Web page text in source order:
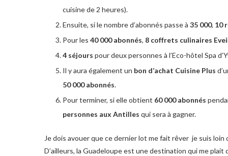
cuisine de 2 heures).
Ensuite, si le nombre d’abonnés passe à 35 000, 10
Pour les 40 000 abonnés, 8 coffrets culinaires
4 séjours pour deux personnes à l’Eco-hôtel Spa
Il y aura également un bon d’achat Cuisine Plus
50 000 abonnés.
Pour terminer, si elle obtient 60 000 abonnés
personnes aux Antilles qui sera à gagner.
Je dois avouer que ce dernier lot me fait rêver je suis
D’ailleurs, la Guadeloupe est une destination qui me plait